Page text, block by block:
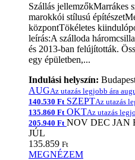
Szállás jellemzőkMarrákes
marokkói stílusú
központTökéletes
leírás:A szálloda
és 2013-ban felújították.
egy épületben,...
Indulási helyszín:
AUGAz utazás legjobb ára
140.530 Ft SZEPTAz utazás
135.860 Ft OKTAz utazás
205.940 Ft NOV DEC JAN
JÚL
135.859 Ft
MEGNÉZEM